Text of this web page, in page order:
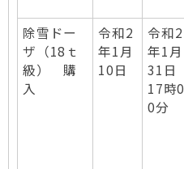
除雪ドー
ザ（18ｔ
級） 購
入
令和2
年1月
10日
令和2
年1月
31日
17時0
0分